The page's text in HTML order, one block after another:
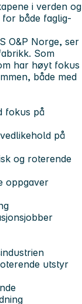
i verden og
både faglig-
O&P Norge, ser
Som
har høyt fokus
både med
fokus på
på
og roterende
oppgaver
utstyr